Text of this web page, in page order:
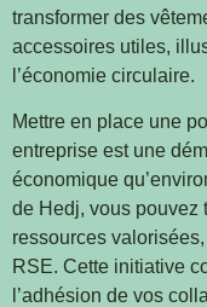
transformer des
accessoires utiles,
l’économie circulaire.
Mettre en place une
entreprise est une
économique
de Hedj, vous pouvez
ressources
RSE. Cette initiative
l’adhésion de vos